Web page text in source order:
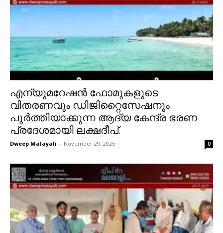
എന്യുമറേഷൻ ഫോമുകളുടെ
വിതരണവും ഡിജിറ്റൈസേഷനും
പൂർത്തിയാക്കുന്ന ആദ്യ കേന്ദ്ര ഭരണ
പ്രദേശമായി ലക്ഷദീപ്.
Dweep Malayali - November 29, 2025 0